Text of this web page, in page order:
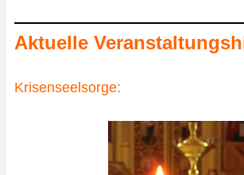
Aktuelle
Krisenseelsorge: